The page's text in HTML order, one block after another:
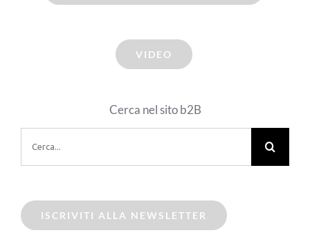
VIDEO
Cerca nel sito b2B
per:
ISCRIVITI ALLA NEWSLETTER